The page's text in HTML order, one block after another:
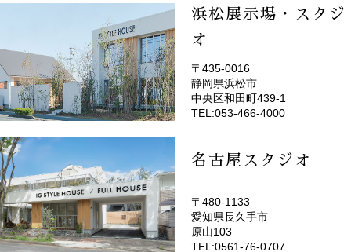
浜松展示場・スタジ
オ
(EMOTOP浜松)
〒435-0016
静岡県浜松市
中央区和田町439-1
TEL:053-466-4000
名古屋スタジオ
(EMOTOP名古屋)
〒480-1133
愛知県長久手市
原山103
TEL:0561-76-0707